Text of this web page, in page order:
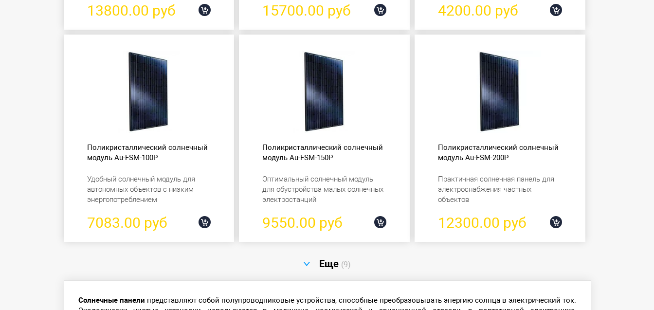
13800.00 руб 15700.00 руб 4200.00 руб
Поликристаллический солнечный
модуль Au-FSM-100P
Удобный солнечный модуль для
автономных объектов с низким
энергопотреблением
7083.00 руб
Поликристаллический солнечный
модуль Au-FSM-150P
Оптимальный солнечный модуль
для обустройства малых солнечных
электростанций
9550.00 руб
Поликристаллический солнечный
модуль Au-FSM-200P
Практичная солнечная панель для
электроснабжения частных
объектов
12300.00 руб
Еще (9)
Солнечные панели представляют собой полупроводниковые устройства, способные преобразовывать энергию солнца в электрический ток.